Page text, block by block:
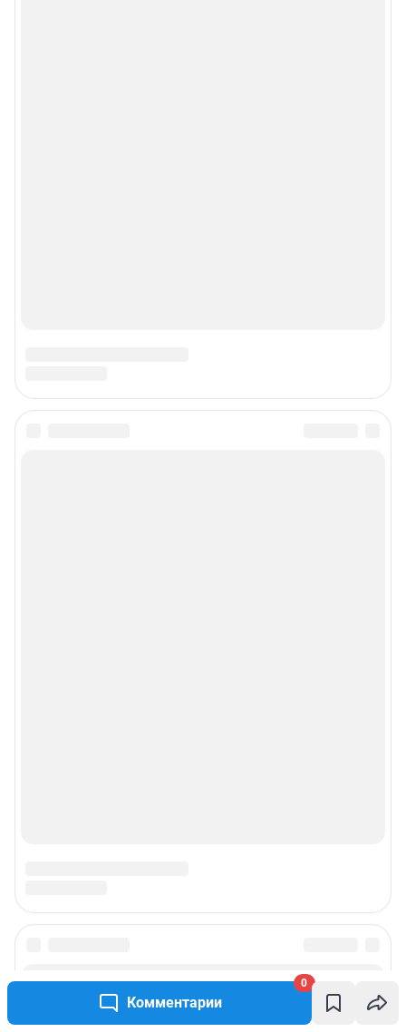
Комментарии
0